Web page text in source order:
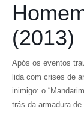
(2013)
Após os eventos
lida com crises de
inimigo: o
trás da armadura de